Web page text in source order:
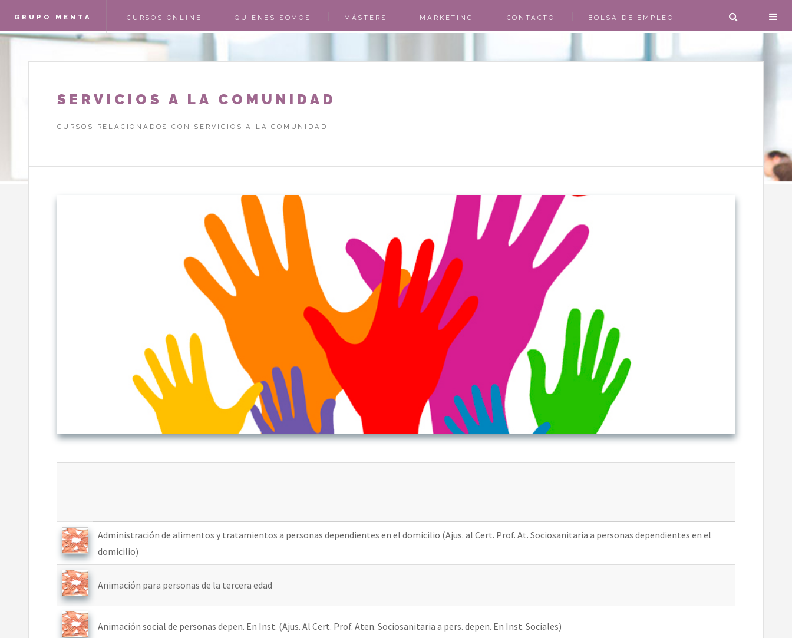
GRUPO MENTA CURSOS ONLINE QUIENES SOMOS MÁSTERS MARKETING CONTACTO BOLSA DE EMPLEO Search
SERVICIOS A LA COMUNIDAD
CURSOS RELACIONADOS CON SERVICIOS A LA COMUNIDAD
Administración de alimentos y tratamientos a personas dependientes en el domicilio (Ajus. al Cert. Prof. At. Sociosanitaria a personas dependientes en el
domicilio)
Animación para personas de la tercera edad
Animación social de personas depen. En Inst. (Ajus. Al Cert. Prof. Aten. Sociosanitaria a pers. depen. En Inst. Sociales)